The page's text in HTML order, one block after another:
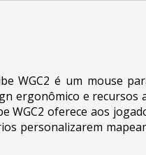
WGC2 é um mouse
ergonômico e
WGC2 oferece aos
personalizarem